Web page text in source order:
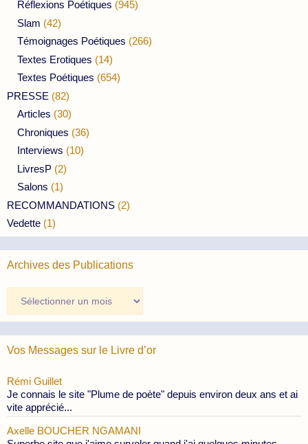
Réflexions Poétiques (945)
Slam (42)
Témoignages Poétiques (266)
Textes Erotiques (14)
Textes Poétiques (654)
PRESSE (82)
Articles (30)
Chroniques (36)
Interviews (10)
LivresP (2)
Salons (1)
RECOMMANDATIONS (2)
Vedette (1)
Archives des Publications
des
Publications
Vos Messages sur le Livre d’or
Rémi Guillet
Je connais le site "Plume de poète" depuis environ deux ans et ai
vite apprécié...
Axelle BOUCHER NGAMANI